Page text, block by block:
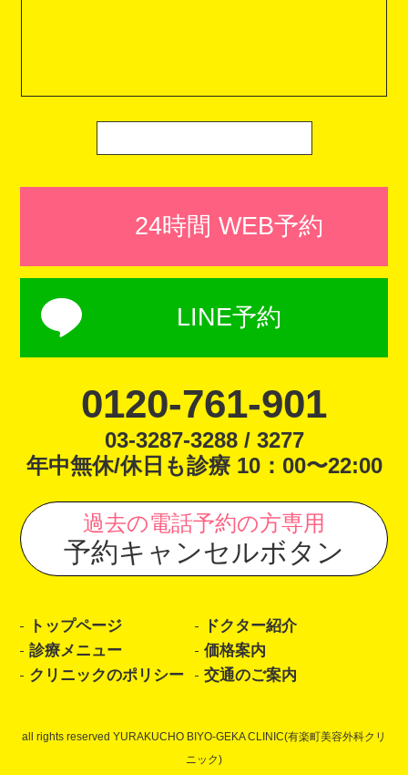
24時間 WEB予約
LINE予約
0120-761-901
03-3287-3288 / 3277
年中無休/休日も診療 10：00〜22:00
過去の電話予約の方専用
予約キャンセルボタン
トップページ
ドクター紹介
診療メニュー
価格案内
クリニックのポリシー
交通のご案内
all rights reserved YURAKUCHO BIYO-GEKA CLINIC(有楽町美容外科クリ
ニック)